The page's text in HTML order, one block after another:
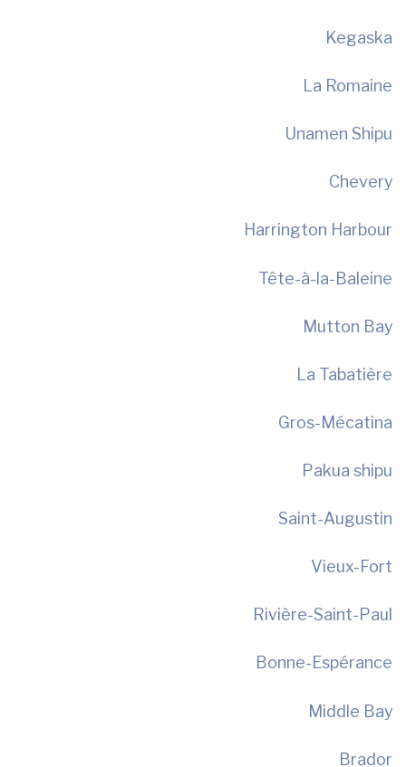
Kegaska
La Romaine
Unamen Shipu
Chevery
Harrington Harbour
Tête-à-la-Baleine
Mutton Bay
La Tabatière
Gros-Mécatina
Pakua shipu
Saint-Augustin
Vieux-Fort
Rivière-Saint-Paul
Bonne-Espérance
Middle Bay
Brador